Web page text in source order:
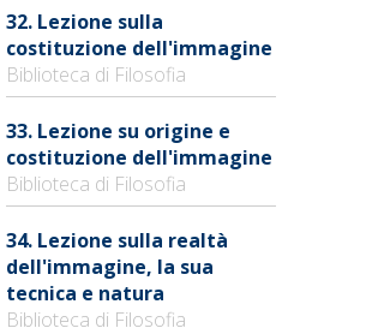
32. Lezione sulla
costituzione dell'immagine
Biblioteca di Filosofia
33. Lezione su origine e
costituzione dell'immagine
Biblioteca di Filosofia
34. Lezione sulla realtà
dell'immagine, la sua
tecnica e natura
Biblioteca di Filosofia